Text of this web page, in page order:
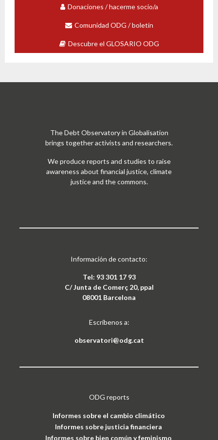
Donaciones / hacerme socio/a
Comunidad ODG / boletín
Descubre el GLOSARIO ODG
The Debt Observatory in Globalisation
brings together activists and researchers.
We produce reports and studies to raise
awareness about financial justice, climate
justice and the commons.
Información de contacto:
Tel: 93 301 17 93
C/ Junta de Comerç 20, ppal
08001 Barcelona
Escríbenos a:
observatori@odg.cat
ODG reports
Informes sobre el cambio climático
Informes sobre justicia financiera
Informes sobre bien común y feminismo